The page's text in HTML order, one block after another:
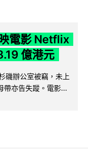
電影 Netflix
億港元
磯辦公室被竊，未上
亦告失蹤。電影...